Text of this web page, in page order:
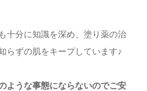
十分に知識を深め、塗り薬の治
らずの肌をキープしています♪
ような事態にならないのでご安